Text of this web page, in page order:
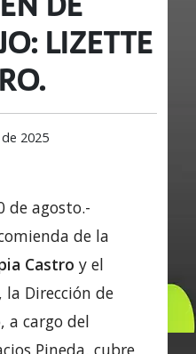
LIZETTE
2025
de agosto.-
de la
Castro y el
Dirección de
a cargo del